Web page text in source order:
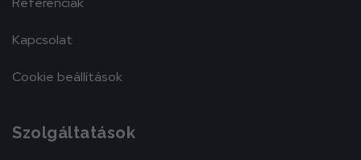
Kapcsolat
Cookie beállítások
Szolgáltatások